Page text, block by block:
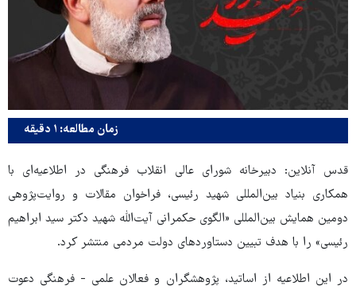
زمان مطالعه: ۱ دقیقه
قدس آنلاین: دبیرخانه شورای عالی انقلاب فرهنگی در اطلاعیه‌ای با
همکاری بنیاد بین‌المللی شهید رئیسی، فراخوان مقالات و روایت‌پژوهی
دومین همایش بین‌المللی «الگوی حکمرانی آیت‌الله شهید دکتر سید ابراهیم
رئیسی» را با هدف تبیین دستاوردهای دولت مردمی منتشر کرد.
در این اطلاعیه از اساتید، پژوهشگران و فعالان علمی - فرهنگی دعوت